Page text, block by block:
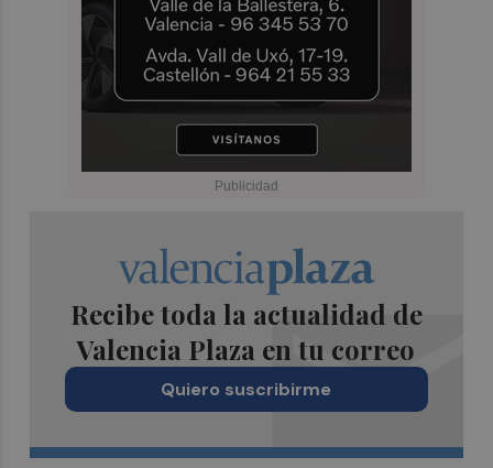
Recibe toda la actualidad de
Valencia Plaza en tu correo
Quiero suscribirme